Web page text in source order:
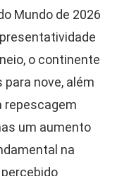
Mundo de 2026
o continente
nove, além
repescagem
um aumento
na